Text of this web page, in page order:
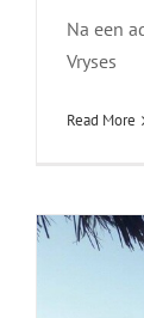
Na een
Vryses
Read More